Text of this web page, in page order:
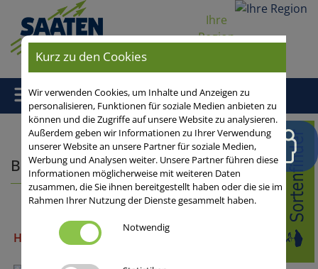
Ihre
Region
Home/
Bitte Kultur auswählen
Hybridweizen
Kurz zu den Cookies
Wir verwenden Cookies, um Inhalte und Anzeigen zu
personalisieren, Funktionen für soziale Medien anbieten zu
können und die Zugriffe auf unsere Website zu analysieren.
Außerdem geben wir Informationen zu Ihrer Verwendung
unserer Website an unsere Partner für soziale Medien,
Werbung und Analysen weiter. Unsere Partner führen diese
Informationen möglicherweise mit weiteren Daten
zusammen, die Sie ihnen bereitgestellt haben oder die sie im
Rahmen Ihrer Nutzung der Dienste gesammelt haben.
Notwendig